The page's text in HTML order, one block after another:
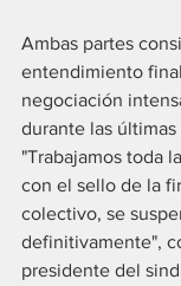
Ambas partes
entendimiento
negociación
durante las últimas
"Trabajamos toda
con el sello de la
colectivo, se
definitivamente",
presidente del